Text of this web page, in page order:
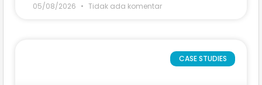
05/08/2026 Tidak ada komentar
CASE STUDIES